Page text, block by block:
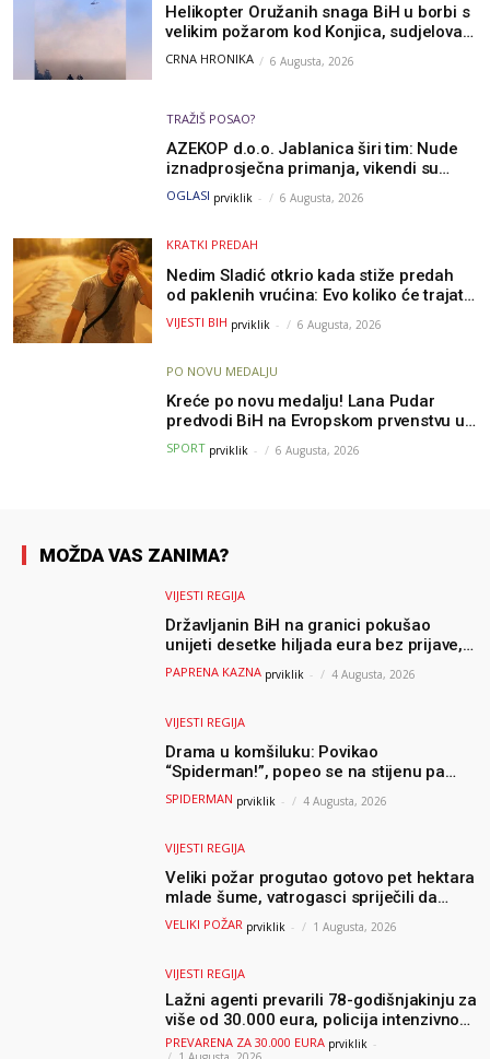
Helikopter Oružanih snaga BiH u borbi s
velikim požarom kod Konjica, sudjelovao
i Air Tractor
CRNA HRONIKA 6 Augusta, 2026
TRAŽIŠ POSAO?
AZEKOP d.o.o. Jablanica širi tim: Nude
iznadprosječna primanja, vikendi su
slobodni, traži se više radnika
OGLASI prviklik - 6 Augusta, 2026
KRATKI PREDAH
Nedim Sladić otkrio kada stiže predah
od paklenih vrućina: Evo koliko će trajati
osvježenje u BiH
VIJESTI BIH prviklik - 6 Augusta, 2026
PO NOVU MEDALJU
Kreće po novu medalju! Lana Pudar
predvodi BiH na Evropskom prvenstvu u
Parizu
SPORT prviklik - 6 Augusta, 2026
MOŽDA VAS ZANIMA?
VIJESTI REGIJA
Državljanin BiH na granici pokušao
unijeti desetke hiljada eura bez prijave,
uslijedila “paprena” kazna
PAPRENA KAZNA prviklik - 4 Augusta, 2026
VIJESTI REGIJA
Drama u komšiluku: Povikao
“Spiderman!”, popeo se na stijenu pa
ostao zarobljen
SPIDERMAN prviklik - 4 Augusta, 2026
VIJESTI REGIJA
Veliki požar progutao gotovo pet hektara
mlade šume, vatrogasci spriječili da
dođe do još veće katastrofe
VELIKI POŽAR prviklik - 1 Augusta, 2026
VIJESTI REGIJA
Lažni agenti prevarili 78-godišnjakinju za
više od 30.000 eura, policija intenzivno
traga za počiniteljima
PREVARENA ZA 30.000 EURA prviklik -